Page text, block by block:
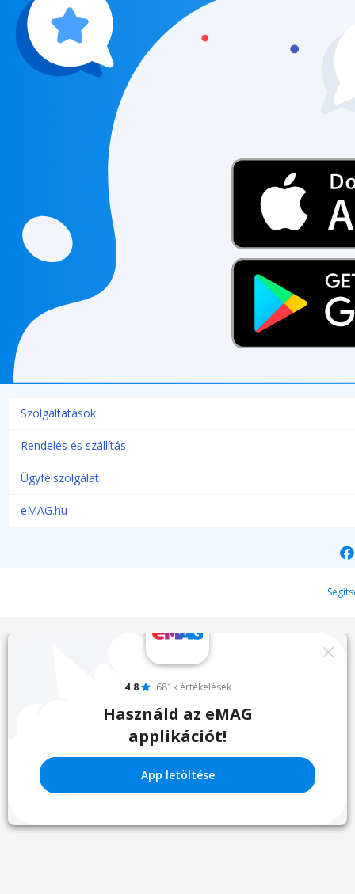
Szolgáltatások
Rendelés és szállítás
Ügyfélszolgálat
eMAG.hu
4.8 681k értékelések
Használd az eMAG
applikációt!
App letöltése